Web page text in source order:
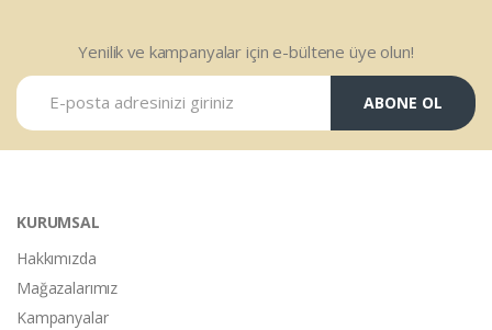
Yenilik ve kampanyalar için e-bültene üye olun!
ABONE OL
KURUMSAL
Hakkımızda
Mağazalarımız
Kampanyalar